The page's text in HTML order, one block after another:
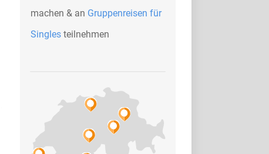
machen & an Gruppenreisen für
Singlesteilnehmen